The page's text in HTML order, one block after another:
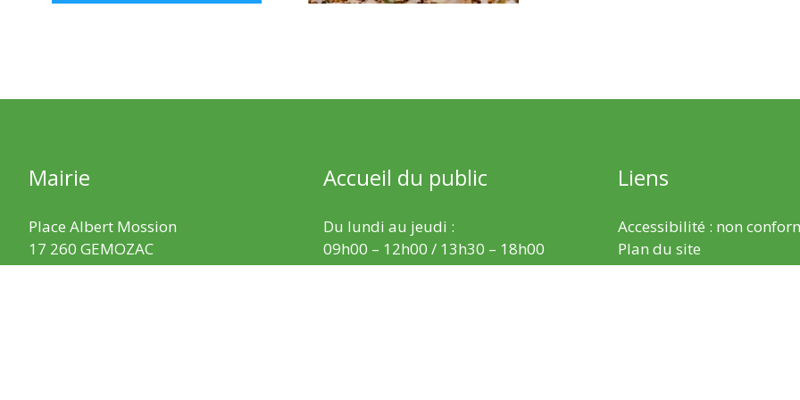
Mairie
Place Albert Mossion
17 260 GEMOZAC
05 46 94 20 35
Accueil du public
Du lundi au jeudi :
09h00 – 12h00 / 13h30 – 18h00
Le vendredi :
Liens
Accessibilité : non
Plan du site
Mentions légales